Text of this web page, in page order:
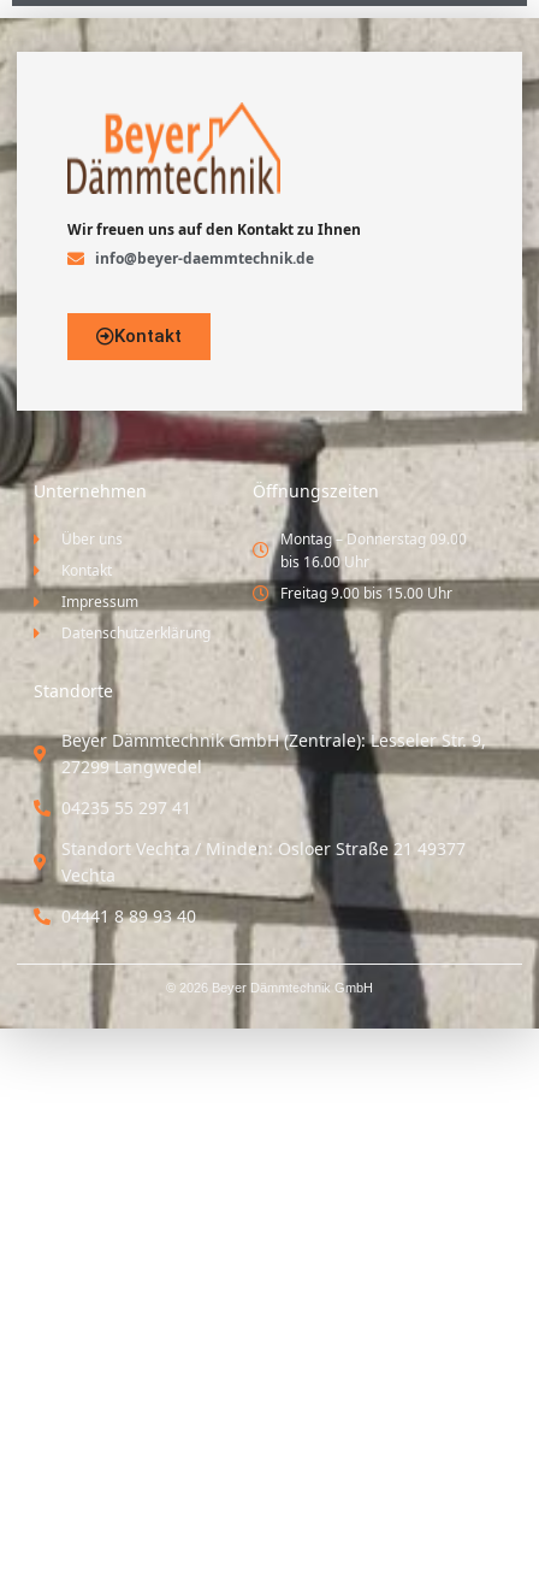
Wir freuen uns auf den Kontakt zu Ihnen
info@beyer-daemmtechnik.de
Kontakt
Unternehmen
Über uns
Kontakt
Impressum
Datenschutzerklärung
Öffnungszeiten
Montag – Donnerstag 09.00
bis 16.00 Uhr
Freitag 9.00 bis 15.00 Uhr
Standorte
Beyer Dämmtechnik GmbH (Zentrale): Lesseler Str. 9,
27299 Langwedel
04235 55 297 41
Standort Vechta / Minden: Osloer Straße 21 49377
Vechta
04441 8 89 93 40
© 2026 Beyer Dämmtechnik GmbH